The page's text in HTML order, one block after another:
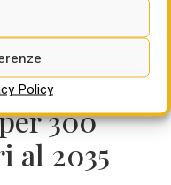
Policy
13
300
al 2035